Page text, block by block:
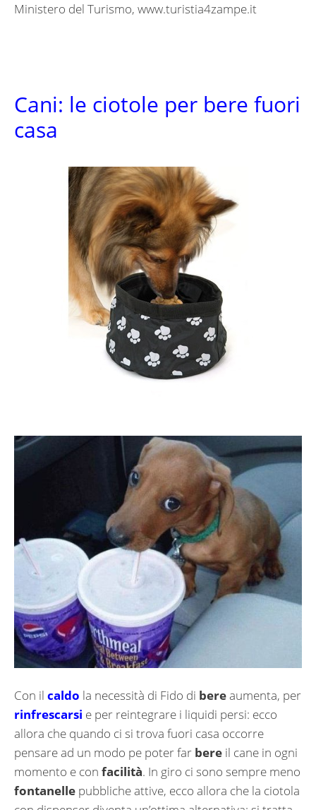
Ministero del Turismo, www.turistia4zampe.it
Cani: le ciotole per bere fuori
casa
Con il caldo la necessità di Fido di bereaumenta, per
rinfrescarsi e per reintegrare i liquidi persi: ecco
allora che quando ci si trova fuori casa occorre
pensare ad un modo pe poter far bere il cane in ogni
momento e con facilità. In giro ci sono sempre meno
fontanelle pubbliche attive, ecco allora che la ciotola